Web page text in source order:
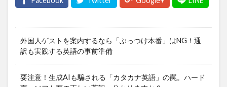
外国人ゲストを案内するなら「ぶっつけ本番」はNG！通
訳も実践する英語の事前準備
要注意！生成AIも騙される「カタカナ英語」の罠。ハード